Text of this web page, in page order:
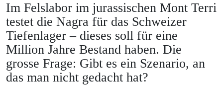
Im Felslabor im jurassischen Mont Terri
testet die Nagra für das Schweizer
Tiefenlager – dieses soll für eine
Million Jahre Bestand haben. Die
grosse Frage: Gibt es ein Szenario, an
das man nicht gedacht hat?